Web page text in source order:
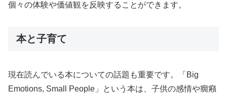
個々の体験や価値観を反映することができます。
本と子育て
現在読んでいる本についての話題も重要です。「Big
Emotions, Small People」という本は、子供の感情や癇癪